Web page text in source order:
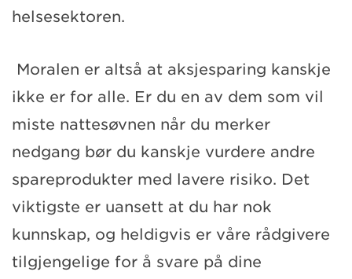
helsesektoren.
Moralen er altså at aksjesparing kanskje
ikke er for alle. Er du en av dem som vil
miste nattesøvnen når du merker
nedgang bør du kanskje vurdere andre
spareprodukter med lavere risiko. Det
viktigste er uansett at du har nok
kunnskap, og heldigvis er våre rådgivere
tilgjengelige for å svare på dine